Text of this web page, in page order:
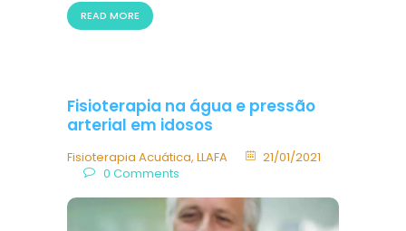
READ MORE
Fisioterapia na água e pressão
arterial em idosos
Fisioterapia Acuática, LLAFA
21/01/2021
0 Comments